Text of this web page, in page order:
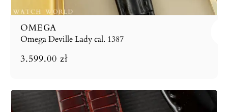
OMEGA
Omega Deville Lady cal. 1387
3.599.00 zł